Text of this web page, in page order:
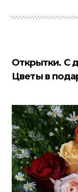
Открытки. С
Цветы в